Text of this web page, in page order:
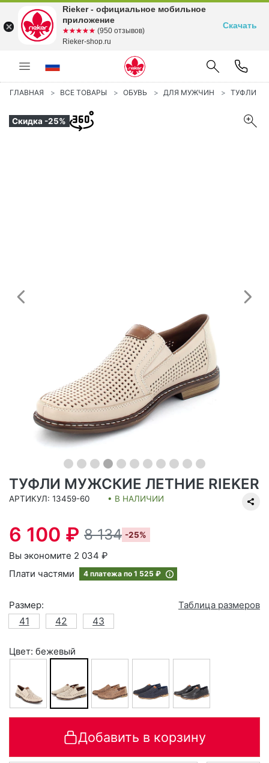
ГЛАВНАЯ ВСЕ ТОВАРЫ ОБУВЬ ДЛЯ МУЖЧИН ТУФЛИ
Скидка -25%
Предыдущий
ТУФЛИ МУЖСКИЕ ЛЕТНИЕ RIEKER
АРТИКУЛ: 13459-60 • В НАЛИЧИИ
6 100 ₽ 8 134 -25%
Вы экономите 2 034 ₽
Плати частями
4 платежа по 1 525 ₽
Размер:
Таблица размеров
41
42 43
Цвет: бежевый
Добавить в корзину
Rieker - официальное мобильное
приложение
☆☆☆☆☆
★★★★★ (950 отзывов)
Rieker-shop.ru
Скачать